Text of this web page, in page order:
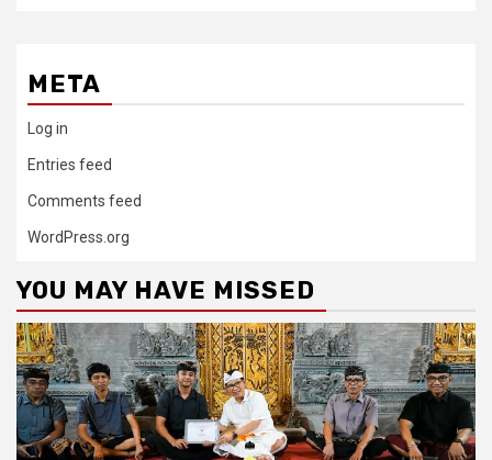
META
Log in
Entries feed
Comments feed
WordPress.org
YOU MAY HAVE MISSED